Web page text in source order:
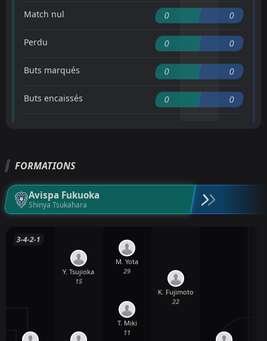
Match nul 0 0
Perdu 0 0
Buts marqués 0 0
Buts encaissés 0 0
FORMATIONS
Avispa Fukuoka
Shinya Tsukahara
3-4-2-1
Y. Tsujioka
15
T. Miki
11
M. Yota
29
K. Fujimoto
22